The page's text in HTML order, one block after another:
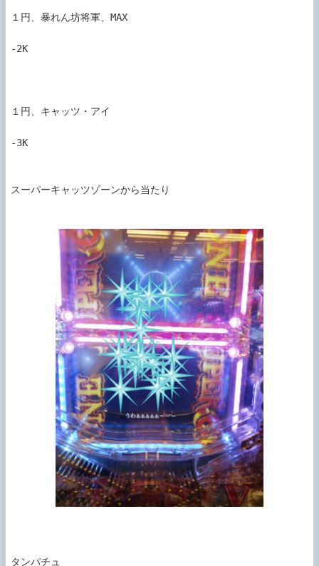
１円、暴れん坊将軍、MAX
-2K
１円、キャッツ・アイ
-3K
スーパーキャッツゾーンから当たり
タンパチュ